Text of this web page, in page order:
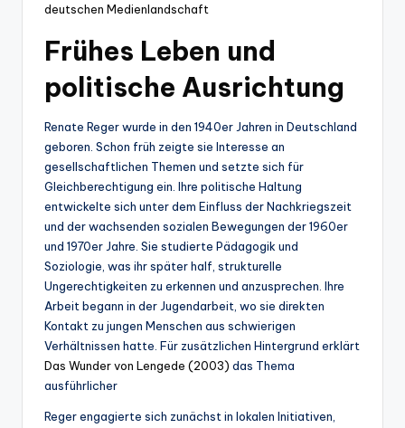
deutschen Medienlandschaft
Frühes Leben und
politische Ausrichtung
Renate Reger wurde in den 1940er Jahren in Deutschland
geboren. Schon früh zeigte sie Interesse an
gesellschaftlichen Themen und setzte sich für
Gleichberechtigung ein. Ihre politische Haltung
entwickelte sich unter dem Einfluss der Nachkriegszeit
und der wachsenden sozialen Bewegungen der 1960er
und 1970er Jahre. Sie studierte Pädagogik und
Soziologie, was ihr später half, strukturelle
Ungerechtigkeiten zu erkennen und anzusprechen. Ihre
Arbeit begann in der Jugendarbeit, wo sie direkten
Kontakt zu jungen Menschen aus schwierigen
Verhältnissen hatte. Für zusätzlichen Hintergrund erklärt
Das Wunder von Lengede (2003) das Thema
ausführlicher
Reger engagierte sich zunächst in lokalen Initiativen,